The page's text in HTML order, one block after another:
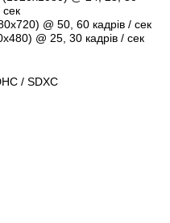
сек
@ 50, 60 кадрів / сек
@ 25, 30 кадрів / сек
/ SDXC